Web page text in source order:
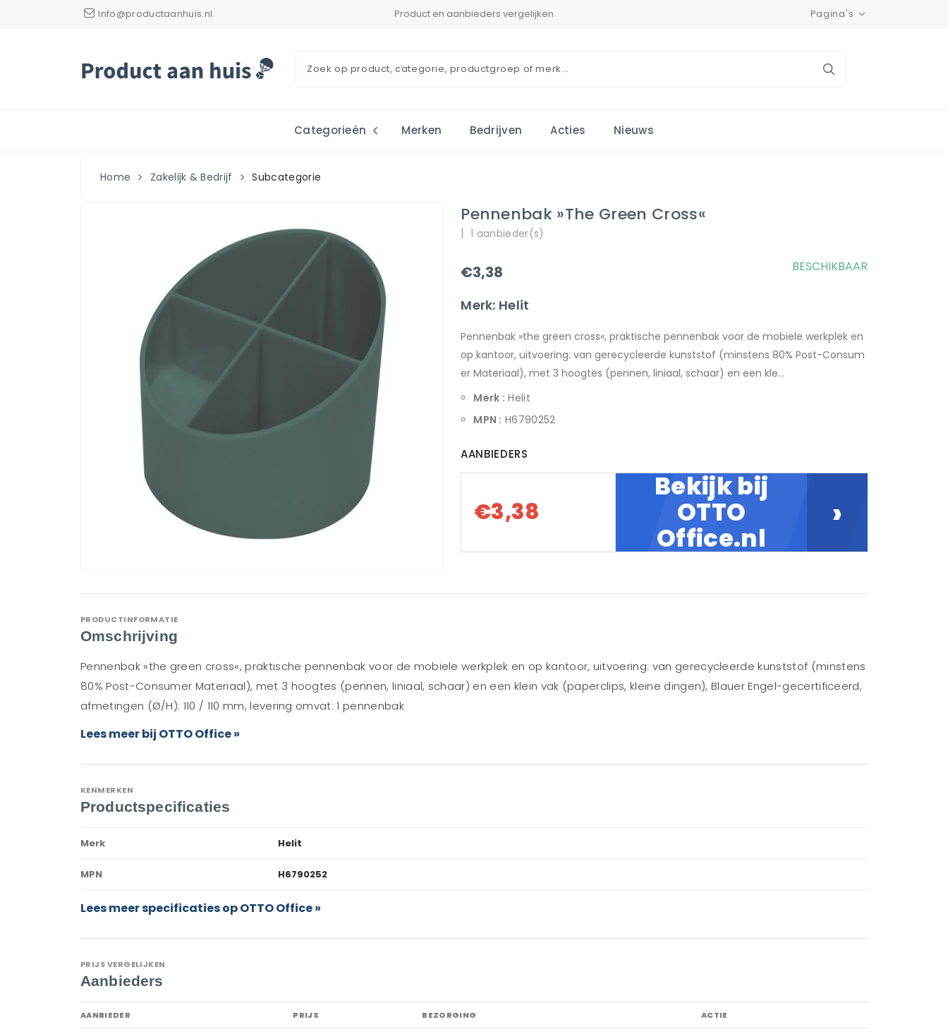
Info@productaanhuis.nl Product en aanbieders vergelijken Pagina's
Categorieën Merken Bedrijven Acties Nieuws
Home Zakelijk & Bedrijf Subcategorie
Pennenbak »the Green Cross«
|1 aanbieder(s)
€3,38
Merk: Helit
BESCHIKBAAR
Pennenbak »the green cross«, praktische pennenbak voor de mobiele werkplek en
op kantoor, uitvoering: van gerecycleerde kunststof (minstens 80% Post-Consum
er Materiaal), met 3 hoogtes (pennen, liniaal, schaar) en een kle...
Merk : Helit
MPN : H6790252
AANBIEDERS
€3,38
Bekijk bij
OTTO
Office.nl
›
PRODUCTINFORMATIE
Omschrijving
Pennenbak »the green cross«, praktische pennenbak voor de mobiele werkplek en op kantoor, uitvoering: van gerecycleerde kunststof (minstens
80% Post-Consumer Materiaal), met 3 hoogtes (pennen, liniaal, schaar) en een klein vak (paperclips, kleine dingen), Blauer Engel-gecertificeerd,
afmetingen (Ø/H): 110 / 110 mm, levering omvat: 1 pennenbak
Lees meer bij OTTO Office »
KENMERKEN
Productspecificaties
Merk Helit
MPN H6790252
Lees meer specificaties op OTTO Office »
PRIJS VERGELIJKEN
Aanbieders
AANBIEDER PRIJS BEZORGING ACTIE